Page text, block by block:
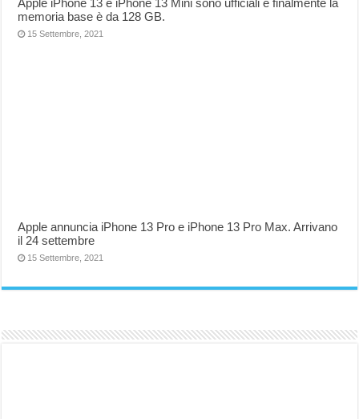
Apple iPhone 13 e iPhone 13 Mini sono ufficiali e finalmente la
memoria base è da 128 GB.
15 Settembre, 2021
Apple annuncia iPhone 13 Pro e iPhone 13 Pro Max. Arrivano
il 24 settembre
15 Settembre, 2021